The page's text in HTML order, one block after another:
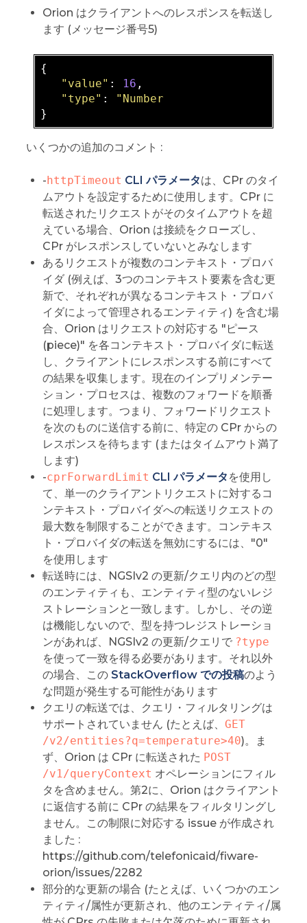
Orion はクライアントへのレスポンスを転送し
ます (メッセージ番号5)
{
"value" : 16 ,
"type" :
"Number
いくつかの追加のコメント :
-httpTimeout CLI パラメータは、CPr のタイ
ムアウトを設定するために使用します。CPr に
転送されたリクエストがそのタイムアウトを超
えている場合、Orion は接続をクローズし、
CPr がレスポンスしていないとみなします
あるリクエストが複数のコンテキスト・プロバ
イダ (例えば、3つのコンテキスト要素を含む更
新で、それぞれが異なるコンテキスト・プロバ
イダによって管理されるエンティティ) を含む場
合、Orion はリクエストの対応する "ピース
(piece)" を各コンテキスト・プロバイダに転送
し、クライアントにレスポンスする前にすべて
の結果を収集します。現在のインプリメンテー
ション・プロセスは、複数のフォワードを順番
に処理します。つまり、フォワードリクエスト
を次のものに送信する前に、特定の CPr からの
レスポンスを待ちます (またはタイムアウト満了
します)
-cprForwardLimit CLI パラメータ を使用し
て、単一のクライアントリクエストに対するコ
ンテキスト・プロバイダへの転送リクエストの
最大数を制限することができます。コンテキス
ト・プロバイダの転送を無効にするには、"0"
を使用します
転送時には、NGSIv2 の更新/クエリ内のどの型
のエンティティも、エンティティ型のないレジ
ストレーションと一致します。しかし、その逆
は機能しないので、型を持つレジストレーショ
ンがあれば、NGSIv2 の更新/クエリで ?type
を使って一致を得る必要があります。それ以外
の場合、この StackOverflow での投稿のよう
な問題が発生する可能性があります
クエリの転送では、クエリ・フィルタリングは
サポートされていません (たとえば、 GET
/v2/entities?q=temperature>40)。ま
ず、Orion は CPr に転送された POST
/v1/queryContext オペレーションにフィル
タを含めません。第2に、Orion はクライアント
に返信する前に CPr の結果をフィルタリングし
ません。この制限に対応する issue が作成され
ました :
https://github.com/telefonicaid/fiware-
orion/issues/2282
部分的な更新の場合 (たとえば、いくつかのエン
ティティ/属性が更新され、他のエンティティ/属